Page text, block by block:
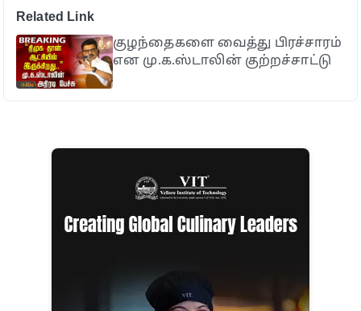
Related Link
குழந்தைகளை வைத்து பிரச்சாரம்
என மு.க.ஸ்டாலின் குற்றச்சாட்டு